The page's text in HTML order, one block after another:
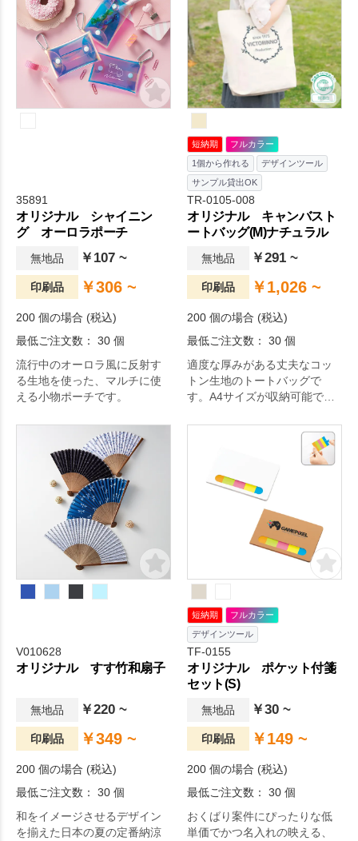
利用も可能なので、エコバッ
グとしてもおすすめです。名
入れ範囲が広く取れるシンプ
ルなデザインのため、物販や
企業用ノベルティ、個人利用
まで幅広い用途でご好評をい
ただいております。
35891
オリジナル シャイニン
グ オーロラポーチ
無地品 ￥107 ~
印刷品 ￥306 ~
200 個の場合 (税込)
最低ご注文数： 30 個
流行中のオーロラ風に反射す
る生地を使った、マルチに使
える小物ポーチです。
短納期
フルカラー
1個から作れる
デザインツール
サンプル貸出OK
TR-0105-008
オリジナル キャンバスト
ートバッグ(M)ナチュラル
無地品 ￥291 ~
印刷品 ￥1,026 ~
200 個の場合 (税込)
最低ご注文数： 30 個
適度な厚みがある丈夫なコッ
トン生地のトートバッグで
す。A4サイズが収納可能で、
くさん資料を入れられます。
企業用ノベルティはもちろ
ん、販売品やイベント記念品
など幅広い用途で大人気で
す。肩かけ利用も可能なの
で、エコバッグとしてもおす
すめです。※エコマーク付
V010628
オリジナル すす竹和扇子
無地品 ￥220 ~
印刷品 ￥349 ~
200 個の場合 (税込)
最低ご注文数： 30 個
和をイメージさせるデザイン
を揃えた日本の夏の定番納涼
短納期
フルカラー
デザインツール
TF-0155
オリジナル ポケット付箋
セット(S)
無地品 ￥30 ~
印刷品 ￥149 ~
200 個の場合 (税込)
最低ご注文数： 30 個
おくばり案件にぴったりな低
単価でかつ名入れの映える、